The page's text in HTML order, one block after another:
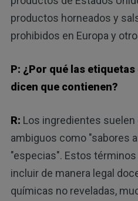
productos horneados y
prohibidos en Europa y
P: ¿Por qué las
dicen que contienen?
R: Los ingredientes
ambiguos como "sabores
"especias". Estos
incluir de manera legal
químicas no reveladas,